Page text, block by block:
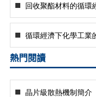
回收聚酯材料的循環
循環經濟下化學工業
熱門閱讀
晶片級散熱機制簡介